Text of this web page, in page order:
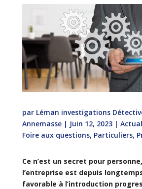
par Léman investigations
Annemasse| Juin 12, 2023|
Foire aux questions, Particuliers,
Ce n’est un secret pour
l’entreprise est depuis
favorable à l’introduction